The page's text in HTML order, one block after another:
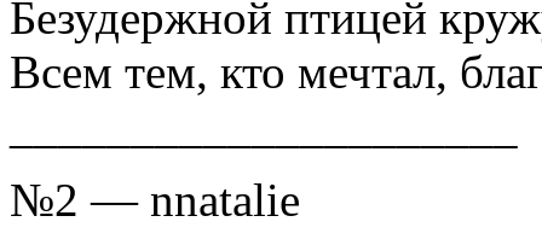
Безудержной птицей
Всем тем, кто мечтал,
№2 — nnatalie